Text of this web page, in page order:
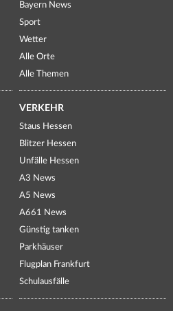
Bayern News
Sport
Wetter
Alle Orte
Alle Themen
VERKEHR
Staus Hessen
Blitzer Hessen
Unfälle Hessen
A3 News
A5 News
A661 News
Günstig tanken
Parkhäuser
Flugplan Frankfurt
Schulausfälle